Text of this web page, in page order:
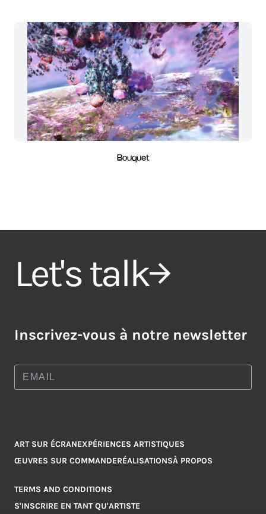
Bouquet
Let's talk
Inscrivez-vous à notre newsletter
ART SUR ÉCRANEXPÉRIENCES ARTISTIQUES
ŒUVRES SUR COMMANDERÉALISATIONSÀ PROPOS
TERMS AND CONDITIONS
S'INSCRIRE EN TANT QU'ARTISTE